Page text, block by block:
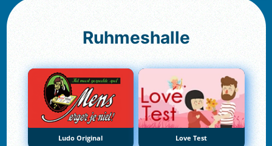
Ruhmeshalle
Ludo Original Love Test